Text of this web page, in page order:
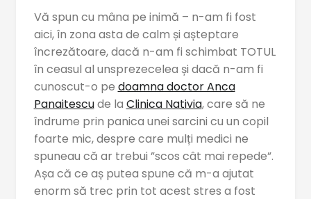
Vă spun cu mâna pe inimă – n-am fi fost
aici, în zona asta de calm și așteptare
încrezătoare, dacă n-am fi schimbat TOTUL
în ceasul al unsprezecelea și dacă n-am fi
cunoscut-o pe doamna doctor Anca
Panaitescude la Clinica Nativia, care să ne
îndrume prin panica unei sarcini cu un copil
foarte mic, despre care mulți medici ne
spuneau că ar trebui ”scos cât mai repede”.
Așa că ce aș putea spune că m-a ajutat
enorm să trec prin tot acest stres a fost